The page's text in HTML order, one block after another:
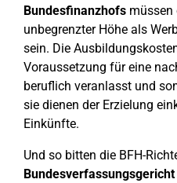
Bundesfinanzhofs müssen
unbegrenzter Höhe als
sein. Die
Voraussetzung für eine
beruflich veranlasst und
sie dienen der Erzielung
Einkünfte.
Und so bitten die BFH-
Bundesverfassungsgericht